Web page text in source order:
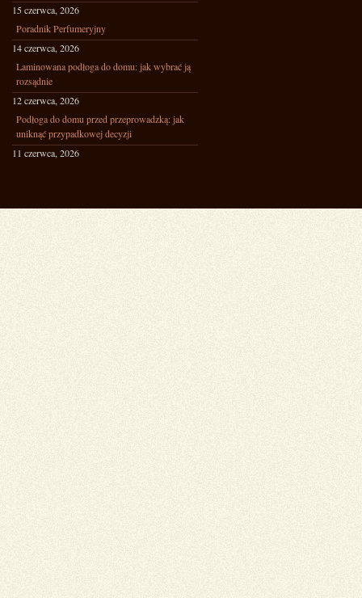
15 czerwca, 2026
Poradnik Perfumeryjny
14 czerwca, 2026
Laminowana podłoga do domu: jak wybrać ją
rozsądnie
12 czerwca, 2026
Podłoga do domu przed przeprowadzką: jak
uniknąć przypadkowej decyzji
11 czerwca, 2026